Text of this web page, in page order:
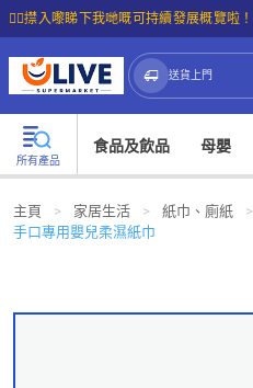
☝🏼㩒入嚟睇下我哋嘅可持續發展概覽啦！
送貨上門
所有產品
食品及飲品 母嬰
主頁 > 家居生活 > 紙巾、廁紙 >
手口專用嬰兒柔濕紙巾